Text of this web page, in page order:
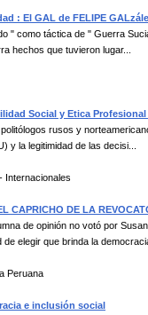
: El GAL de FELIPE
" como táctica de " Guerra
hechos que tuvieron lugar...
Social y Etica
rusos y
y la legitimidad de las decisi...
Internacionales
CAPRICHO DE LA
de opinión no votó por
elegir que brinda la
Peruana
e inclusión social